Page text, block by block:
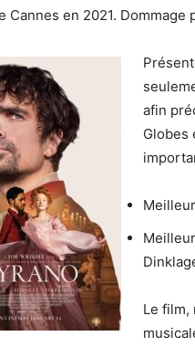
Cannes en 2021.
afin
Globes
Le film,